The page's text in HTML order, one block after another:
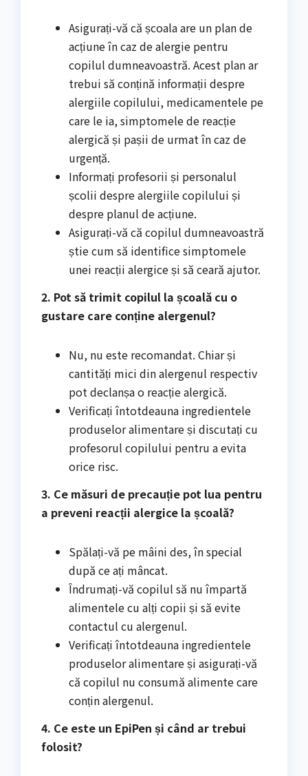
Asigurați-vă că școala are un plan de
acțiune în caz de alergie pentru
copilul dumneavoastră. Acest plan ar
trebui să conțină informații despre
alergiile copilului, medicamentele pe
care le ia, simptomele de reacție
alergică și pașii de urmat în caz de
urgență.
Informați profesorii și personalul
școlii despre alergiile copilului și
despre planul de acțiune.
Asigurați-vă că copilul dumneavoastră
știe cum să identifice simptomele
unei reacții alergice și să ceară ajutor.
2. Pot să trimit copilul la școală cu o
gustare care conține alergenul?
Nu, nu este recomandat. Chiar și
cantități mici din alergenul respectiv
pot declanșa o reacție alergică.
Verificați întotdeauna ingredientele
produselor alimentare și discutați cu
profesorul copilului pentru a evita
orice risc.
3. Ce măsuri de precauție pot lua pentru
a preveni reacții alergice la școală?
Spălați-vă pe mâini des, în special
după ce ați mâncat.
Îndrumați-vă copilul să nu împartă
alimentele cu alți copii și să evite
contactul cu alergenul.
Verificați întotdeauna ingredientele
produselor alimentare și asigurați-vă
că copilul nu consumă alimente care
conțin alergenul.
4. Ce este un EpiPen și când ar trebui
folosit?